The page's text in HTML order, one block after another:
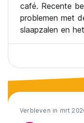
café. Recente
problemen met
slaapzalen en
Verbleven in mrt